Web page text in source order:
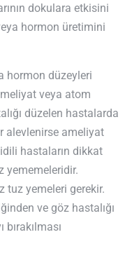
dokulara etkisini
hormon üretimini
hormon düzeyleri
veya atom
düzelen hastalarda
alevlenirse ameliyat
hastaların dikkat
yememeleridir.
tuz yemeleri gerekir.
ve göz hastalığı